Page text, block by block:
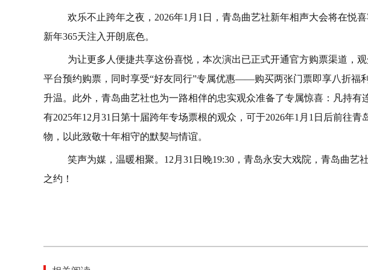
欢乐不止跨年之夜，2026年1月1日，青岛曲艺社新年相声大会将在悦
新年365天注入开朗底色。
为让更多人便捷共享这份喜悦，本次演出已正式开通官方购票渠道，
平台预约购票，同时享受“好友同行”专属优惠——购买两张门票即享八折福
升温。此外，青岛曲艺社也为一路相伴的忠实观众准备了专属惊喜：凡持有
有2025年12月31日第十届跨年专场票根的观众，可于2026年1月1日后前往
物，以此致敬十年相守的默契与情谊。
笑声为媒，温暖相聚。12月31日晚19:30，青岛永安大戏院，青岛曲艺
之约！